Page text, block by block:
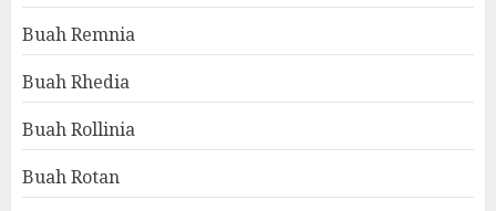
Buah Remnia
Buah Rhedia
Buah Rollinia
Buah Rotan